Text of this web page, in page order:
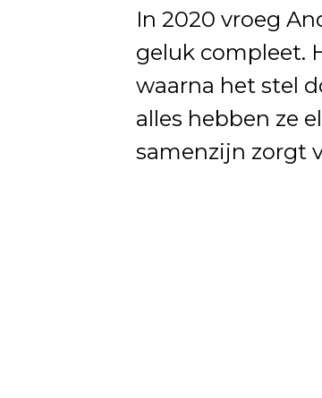
In 2020 vroeg
geluk compleet.
waarna het stel
alles hebben ze
samenzijn zorgt